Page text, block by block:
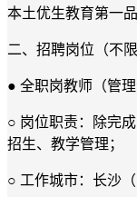
本土优生教育第一品
二、招聘岗位（不
● 全职岗教师（管理
○ 岗位职责：除完
招生、教学管理；
○ 工作城市：长沙